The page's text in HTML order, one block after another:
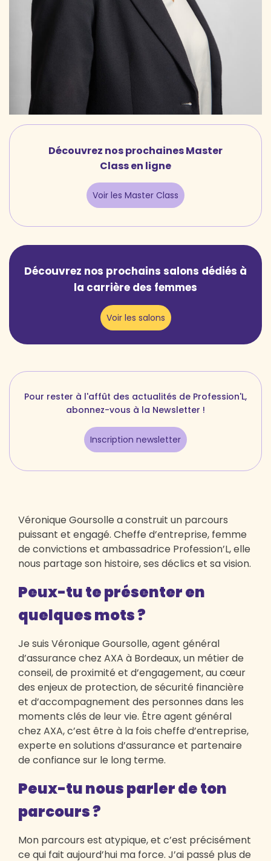
Découvrez nos prochaines Master
Class en ligne
Voir les Master Class
Découvrez nos prochains salons dédiés à
la carrière des femmes
Voir les salons
Pour rester à l'affût des actualités de Profession'L,
abonnez-vous à la Newsletter !
Inscription newsletter
Véronique Goursolle a construit un parcours
puissant et engagé. Cheffe d’entreprise, femme
de convictions et ambassadrice Profession’L, elle
nous partage son histoire, ses déclics et sa vision.
Peux-tu te présenter en
quelques mots ?
Je suis Véronique Goursolle, agent général
d’assurance chez AXA à Bordeaux, un métier de
conseil, de proximité et d’engagement, au cœur
des enjeux de protection, de sécurité financière
et d’accompagnement des personnes dans les
moments clés de leur vie. Être agent général
chez AXA, c’est être à la fois cheffe d’entreprise,
experte en solutions d’assurance et partenaire
de confiance sur le long terme.
Peux-tu nous parler de ton
parcours ?
Mon parcours est atypique, et c’est précisément
ce qui fait aujourd’hui ma force. J’ai passé plus de